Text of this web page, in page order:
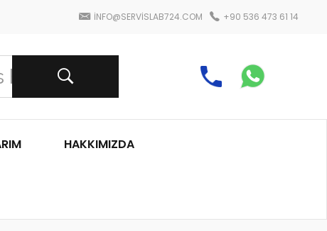
INFO@SERVISLAB724.COM +90 536 473 61 14
HAKKIMIZDA